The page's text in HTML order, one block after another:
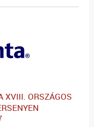
XVIII. ORSZÁGOS